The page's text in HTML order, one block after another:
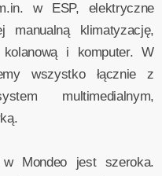
w ESP, elektryczne
manualną klimatyzację,
kolanową i komputer. W
wszystko łącznie z
multimedialnym,
w Mondeo jest szeroka.